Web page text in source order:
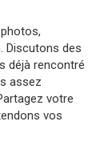
Discutons des
déjà rencontré
assez
votre
vos